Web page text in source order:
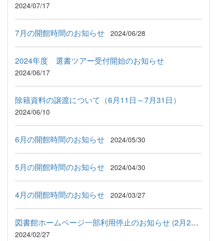
2024/07/17
7月の開館時間のお知らせ 2024/06/28
2024年度 選書ツアー受付開始のお知らせ
2024/06/17
除籍資料の譲渡について（6月11日～7月31日）
2024/06/10
6月の開館時間のお知らせ 2024/05/30
5月の開館時間のお知らせ 2024/04/30
4月の開館時間のお知らせ 2024/03/27
図書館ホームページ一部利用停止のお知らせ (2月27日)
2024/02/27